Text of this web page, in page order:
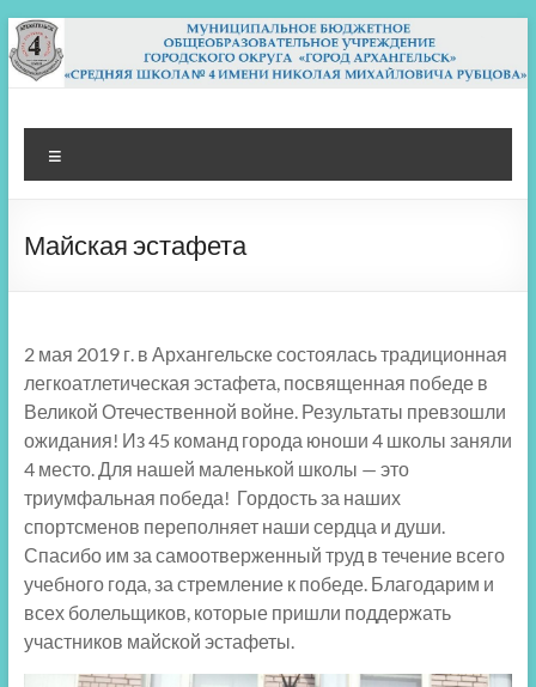
Перейти
к
содержимому
МБОУ СШ 4
Архангельск
Майская эстафета
2 мая 2019 г. в Архангельске состоялась традиционная
легкоатлетическая эстафета, посвященная победе в
Великой Отечественной войне. Результаты превзошли
ожидания! Из 45 команд города юноши 4 школы заняли
4 место. Для нашей маленькой школы — это
триумфальная победа! Гордость за наших
спортсменов переполняет наши сердца и души.
Спасибо им за самоотверженный труд в течение всего
учебного года, за стремление к победе. Благодарим и
всех болельщиков, которые пришли поддержать
участников майской эстафеты.